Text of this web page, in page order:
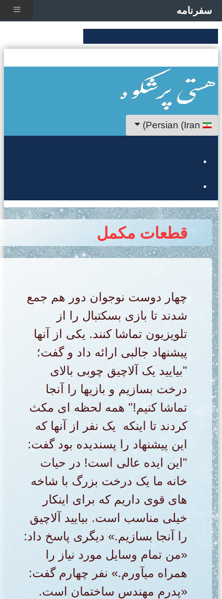
خود را انتخاب کنید
Persian (Iran)
قطعات مکمل
چهار دوست نوجوان دور هم جمع
شدند تا بازی بسکتبال را از
تلویزیون تماشا کنند. یکی از آنها
پیشنهاد جالبی ارائه داد و گفت؛
"بیایید یک آلاچیق چوبی بالای
درخت بسازیم و بازیها را آنجا
تماشا کنیم!" همه لحظه ای مکث
کردند تا اینکه یک نفر از آنها که
این پیشنهاد را پسندیده بود گفت:
"این ایده عالی است! در حیات
خانه ما یک درخت بزرگ با شاخه
های قوی داریم که برای اینکار
خیلی مناسب است. بیایید آلاچیق
را آنجا بسازیم.» دیگری پاسخ داد:
«من تمام وسایل مورد نیاز را
همراه میآورم.» نفر چهارم گفت:
«پدرم مهندس ساختمان است.
سفرنامه